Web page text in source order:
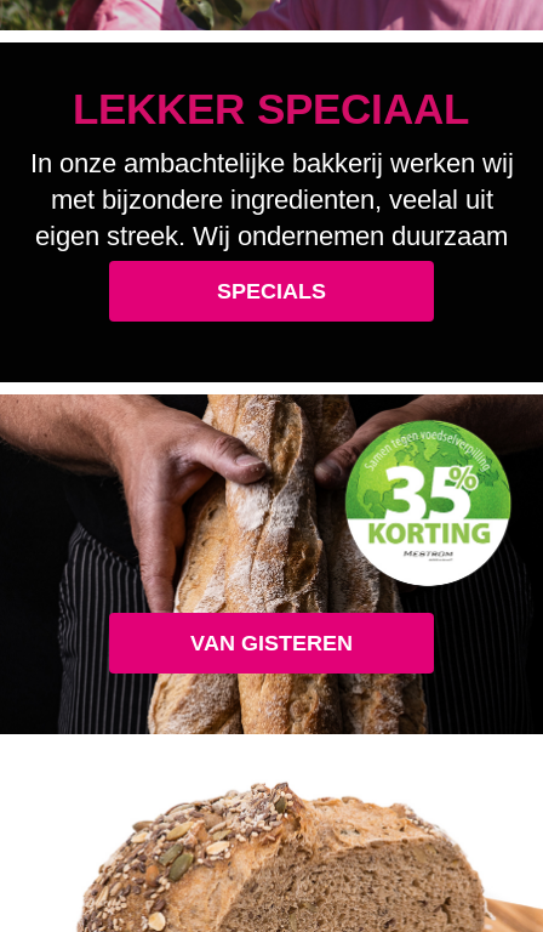
LEKKER SPECIAAL
In onze ambachtelijke bakkerij werken wij
met bijzondere ingredienten, veelal uit
eigen streek. Wij ondernemen duurzaam
SPECIALS
VAN GISTEREN